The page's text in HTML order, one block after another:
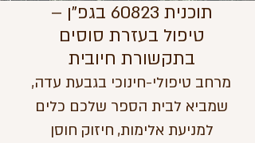
תוכנית 60823 בגפ"ן –
טיפול בעזרת סוסים
בתקשורת חיובית
מרחב טיפולי-חינוכי בגבעת עדה,
שמביא לבית הספר שלכם כלים
למניעת אלימות, חיזוק חוסן